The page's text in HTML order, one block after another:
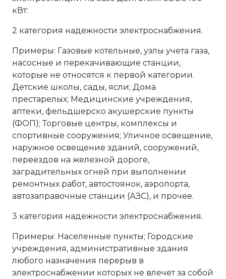
кВт:
2 категория надежности электроснабжения.
Примеры: Газовые котельные, узлы учета газа,
насосные и перекачивающие станции,
которые не относятся к первой категории.
Детские школы, сады, ясли; Дома
престарелых; Медицинские учреждения,
аптеки, фельдшерско акушерские пункты
(ФОП); Торговые центры, комплексы и
спортивные сооружения; Уличное освещение,
наружное освещение зданий, сооружений,
переездов на железной дороге,
заградительных огней при выполнении
ремонтных работ, автостоянок, аэропорта,
автозаправочные станции (АЗС), и прочее.
3 категория надежности электроснабжения.
Примеры: Населенные пункты; Городские
учреждения, административные здания
любого назначения перерыв в
электроснабжении которых не влечет за собой